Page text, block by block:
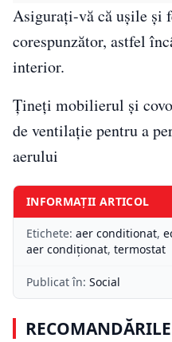
Asigurați-vă că ușile și
corespunzător, astfel
interior.
Țineți mobilierul și
de ventilație pentru a
aerului
INFORMAȚII ARTICOL
Etichete: aer conditionat,
aer condiționat, termostat
Publicat în: Social